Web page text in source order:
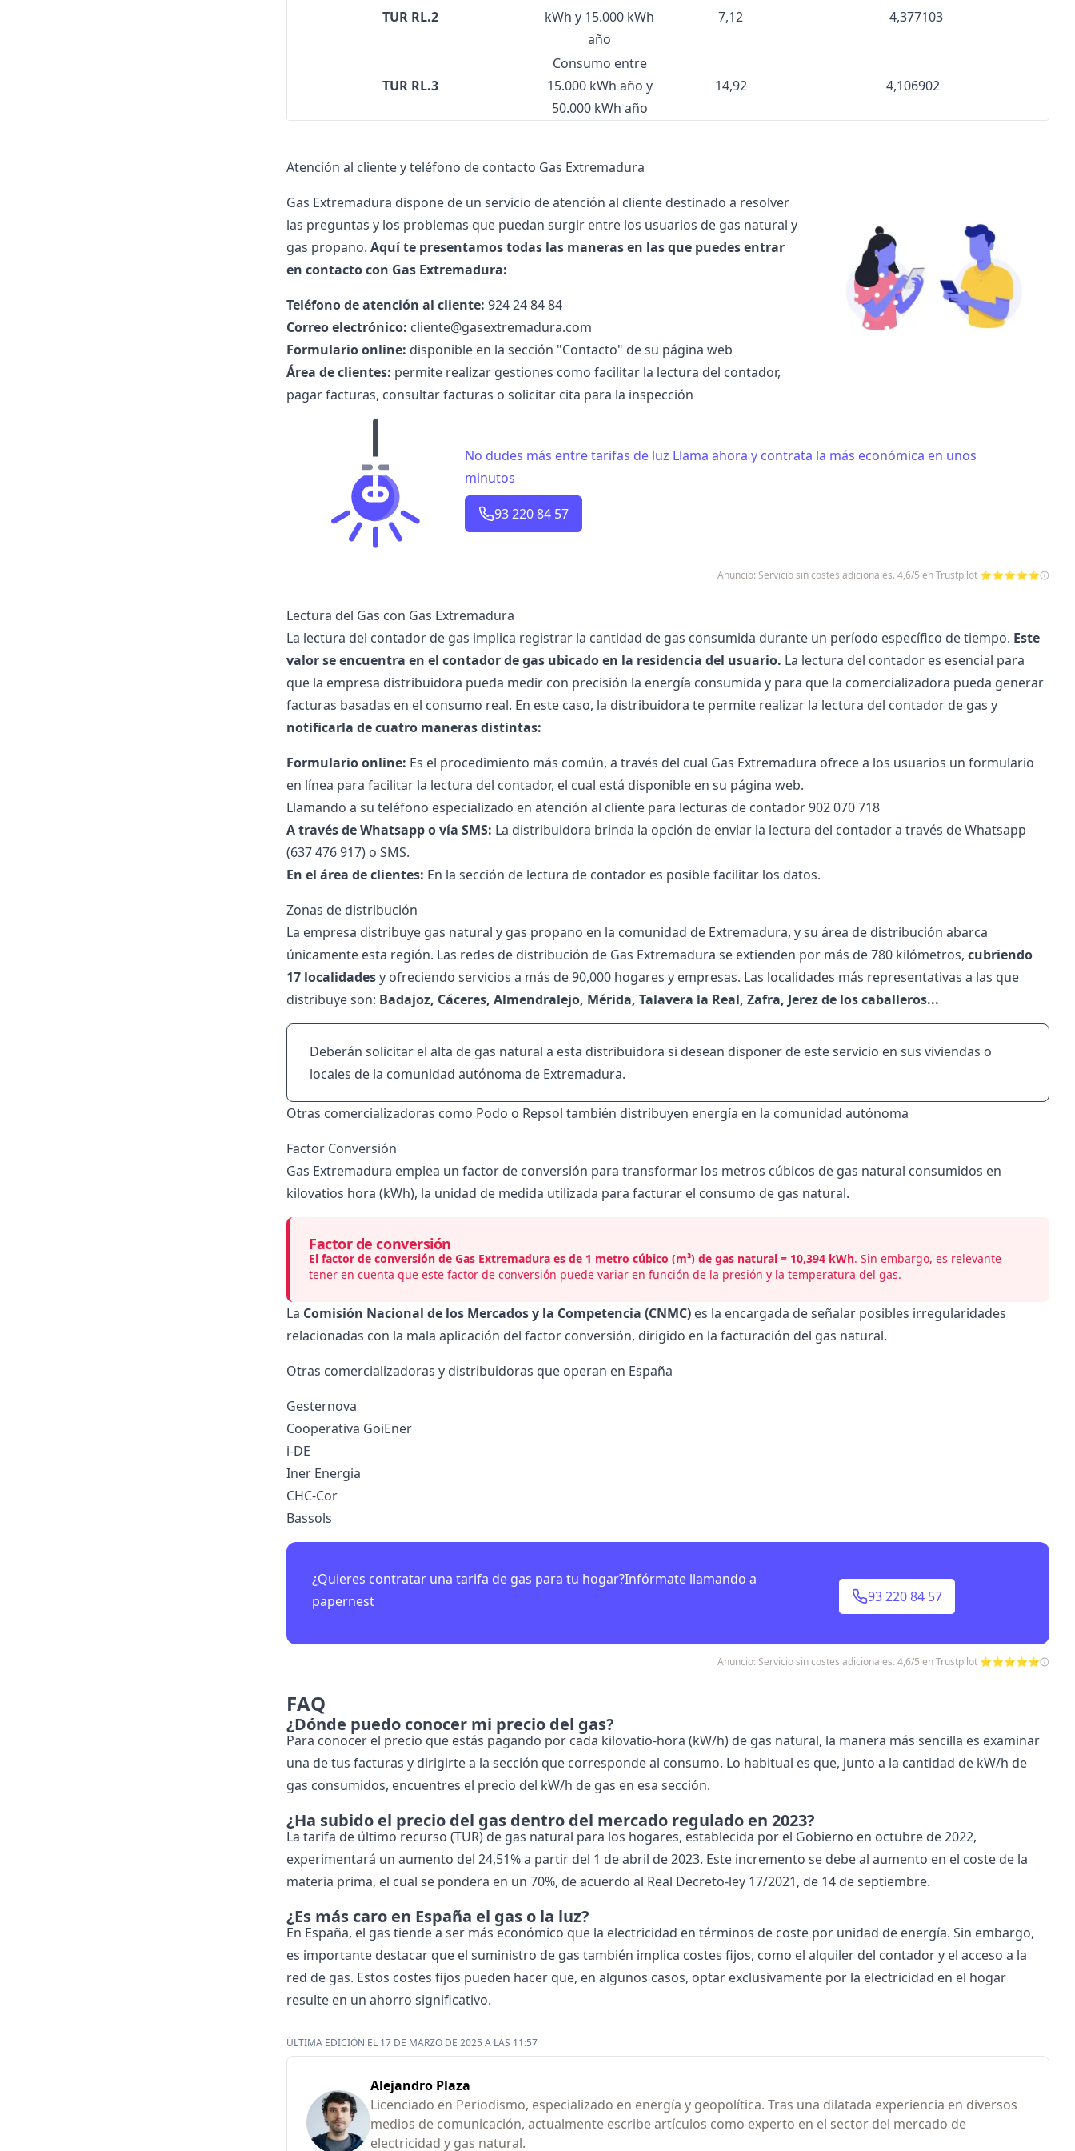
TUR RL.2
kWh y 15.000 kWh
año
7,12 4,377103
TUR RL.3
Consumo entre
15.000 kWh año y
50.000 kWh año
14,92 4,106902
Atención al cliente y teléfono de contacto Gas Extremadura
Gas Extremadura dispone de un servicio de atención al cliente destinado a resolver
las preguntas y los problemas que puedan surgir entre los usuarios de gas natural y
gas propano. Aquí te presentamos todas las maneras en las que puedes entrar
en contacto con Gas Extremadura:
Teléfono de atención al cliente: 924 24 84 84
Correo electrónico: cliente@gasextremadura.com
Formulario online: disponible en la sección "Contacto" de su página web
Área de clientes: permite realizar gestiones como facilitar la lectura del contador,
pagar facturas, consultar facturas o solicitar cita para la inspección
No dudes más entre tarifas de luz Llama ahora y contrata la más económica en unos
minutos
93 220 84 57
Anuncio: Servicio sin costes adicionales. 4,6/5 en Trustpilot ⭐⭐⭐⭐⭐
Lectura del Gas con Gas Extremadura
La lectura del contador de gas implica registrar la cantidad de gas consumida durante un período específico de tiempo. Este
valor se encuentra en el contador de gas ubicado en la residencia del usuario. La lectura del contador es esencial para
que la empresa distribuidora pueda medir con precisión la energía consumida y para que la comercializadora pueda generar
facturas basadas en el consumo real. En este caso, la distribuidora te permite realizar la lectura del contador de gas y
notificarla de cuatro maneras distintas:
Formulario online: Es el procedimiento más común, a través del cual Gas Extremadura ofrece a los usuarios un formulario
en línea para facilitar la lectura del contador, el cual está disponible en su página web.
Llamando a su teléfono especializado en atención al cliente para lecturas de contador902 070 718
A través de Whatsapp o vía SMS: La distribuidora brinda la opción de enviar la lectura del contador a través de Whatsapp
(637 476 917) o SMS.
En el área de clientes: En la sección de lectura de contador es posible facilitar los datos.
Zonas de distribución
La empresa distribuye gas natural y gas propano en la comunidad de Extremadura, y su área de distribución abarca
únicamente esta región. Las redes de distribución de Gas Extremadura se extienden por más de 780 kilómetros, cubriendo
17 localidadesy ofreciendo servicios a más de 90,000 hogares y empresas. Las localidades más representativas a las que
distribuye son: Badajoz, Cáceres, Almendralejo, Mérida, Talavera la Real, Zafra, Jerez de los caballeros...
Deberán solicitar el alta de gas natural a esta distribuidora si desean disponer de este servicio en sus viviendas o
locales de la comunidad autónoma de Extremadura.
Otras comercializadoras como Podo o Repsol también distribuyen energía en la comunidad autónoma
Factor Conversión
Gas Extremadura emplea un factor de conversión para transformar los metros cúbicos de gas natural consumidos en
kilovatios hora (kWh), la unidad de medida utilizada para facturar el consumo de gas natural.
Factor de conversión
El factor de conversión de Gas Extremadura es de 1 metro cúbico (m³) de gas natural = 10,394 kWh. Sin embargo, es relevante
tener en cuenta que este factor de conversión puede variar en función de la presión y la temperatura del gas.
La Comisión Nacional de los Mercados y la Competencia (CNMC)es la encargada de señalar posibles irregularidades
relacionadas con la mala aplicación del factor conversión, dirigido en la facturación del gas natural.
Otras comercializadoras y distribuidoras que operan en España
Gesternova
Cooperativa GoiEner
i-DE
Iner Energia
CHC-Cor
Bassols
¿Quieres contratar una tarifa de gas para tu hogar?Infórmate llamando a
papernest
93 220 84 57
Anuncio: Servicio sin costes adicionales. 4,6/5 en Trustpilot ⭐⭐⭐⭐⭐
FAQ
¿Dónde puedo conocer mi precio del gas?
Para conocer el precio que estás pagando por cada kilovatio-hora (kW/h) de gas natural, la manera más sencilla es examinar
una de tus facturas y dirigirte a la sección que corresponde al consumo. Lo habitual es que, junto a la cantidad de kW/h de
gas consumidos, encuentres el precio del kW/h de gas en esa sección.
¿Ha subido el precio del gas dentro del mercado regulado en 2023?
La tarifa de último recurso (TUR) de gas natural para los hogares, establecida por el Gobierno en octubre de 2022,
experimentará un aumento del 24,51% a partir del 1 de abril de 2023. Este incremento se debe al aumento en el coste de la
materia prima, el cual se pondera en un 70%, de acuerdo al Real Decreto-ley 17/2021, de 14 de septiembre.
¿Es más caro en España el gas o la luz?
En España, el gas tiende a ser más económico que la electricidad en términos de coste por unidad de energía. Sin embargo,
es importante destacar que el suministro de gas también implica costes fijos, como el alquiler del contador y el acceso a la
red de gas. Estos costes fijos pueden hacer que, en algunos casos, optar exclusivamente por la electricidad en el hogar
resulte en un ahorro significativo.
ÚLTIMA EDICIÓN EL 17 DE MARZO DE 2025 A LAS 11:57
Alejandro Plaza
Licenciado en Periodismo, especializado en energía y geopolítica. Tras una dilatada experiencia en diversos
medios de comunicación, actualmente escribe artículos como experto en el sector del mercado de
electricidad y gas natural.